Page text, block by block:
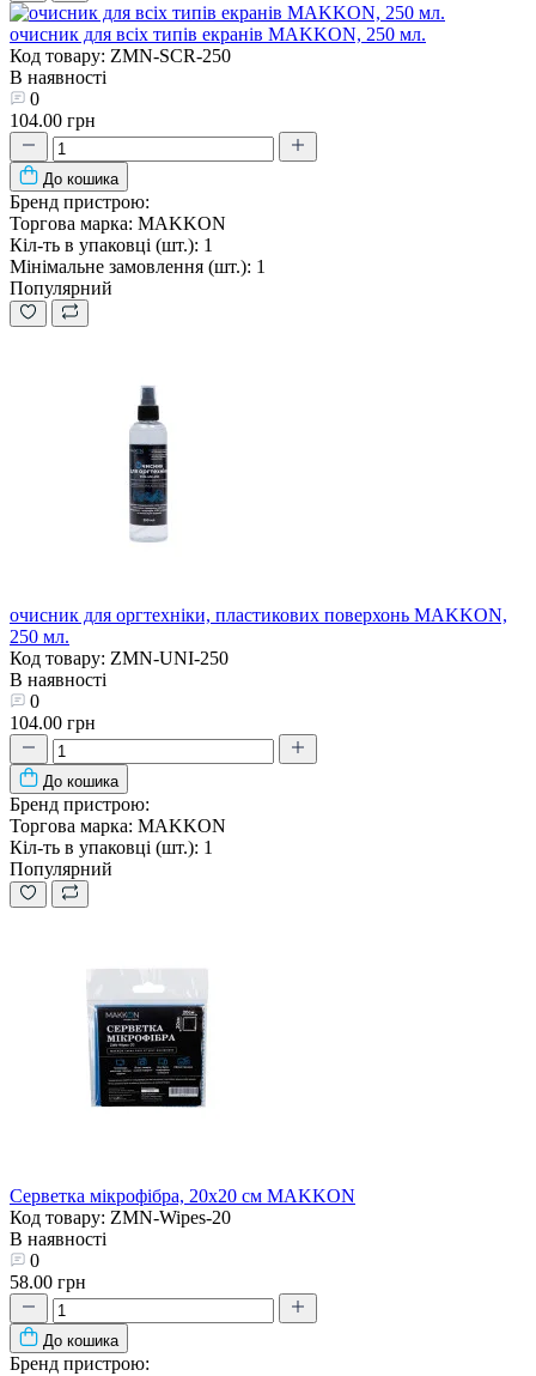
очисник для всіх типів екранів MAKKON, 250 мл.
Код товару: ZMN-SCR-250
В наявності
0
104.00 грн
До кошика
Бренд пристрою:
Торгова марка: MAKKON
Кіл-ть в упаковці (шт.): 1
Мінімальне замовлення (шт.): 1
Популярний
очисник для оргтехніки, пластикових поверхонь MAKKON,
250 мл.
Код товару: ZMN-UNI-250
В наявності
0
104.00 грн
До кошика
Бренд пристрою:
Торгова марка: MAKKON
Кіл-ть в упаковці (шт.): 1
Популярний
Серветка мікрофібра, 20x20 см MAKKON
Код товару: ZMN-Wipes-20
В наявності
0
58.00 грн
До кошика
Бренд пристрою: